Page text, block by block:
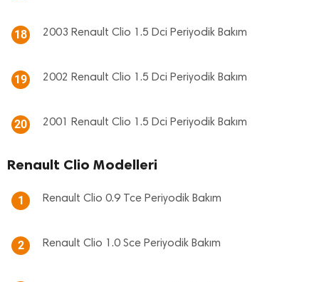
18 2003 Renault Clio 1.5 Dci Periyodik Bakım
19 2002 Renault Clio 1.5 Dci Periyodik Bakım
20 2001 Renault Clio 1.5 Dci Periyodik Bakım
Renault Clio Modelleri
1 Renault Clio 0.9 Tce Periyodik Bakım
2 Renault Clio 1.0 Sce Periyodik Bakım